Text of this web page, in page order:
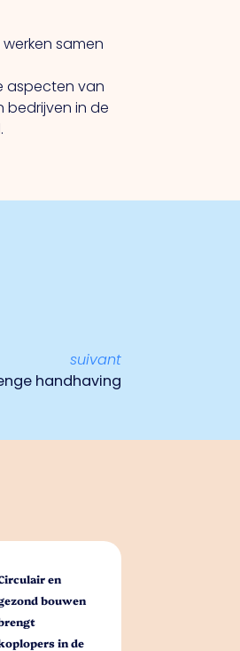
samen
aspecten van
bedrijven in de
suivant
handhaving
en
bouwen
in de